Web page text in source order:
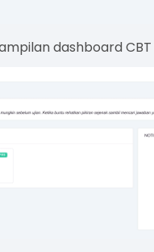
dashboard